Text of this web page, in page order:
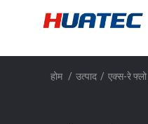
होम / उत्पाद / एक्स-रे